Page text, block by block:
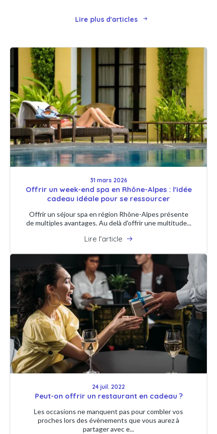
Lire plus d'articles
31 mars 2026
Offrir un week-end spa en Rhône-Alpes : l'idée
cadeau idéale pour se ressourcer
Offrir un séjour spa en région Rhône-Alpes présente
de multiples avantages. Au delà d'offrir une multitude...
Lire l'article
24 juil. 2022
Peut-on offrir un restaurant en cadeau ?
Les occasions ne manquent pas pour combler vos
proches lors des évènements que vous aurez à
partager avec e...